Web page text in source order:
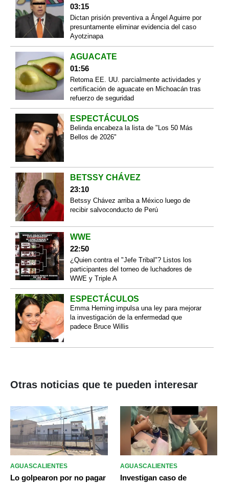
03:15
Dictan prisión preventiva a Ángel Aguirre por
presuntamente eliminar evidencia del caso
Ayotzinapa
AGUACATE
01:56
Retoma EE. UU. parcialmente actividades y
certificación de aguacate en Michoacán tras
refuerzo de seguridad
ESPECTÁCULOS
Belinda encabeza la lista de "Los 50 Más
Bellos de 2026"
BETSSY CHÁVEZ
23:10
Betssy Chávez arriba a México luego de
recibir salvoconducto de Perú
WWE
22:50
¿Quien contra el "Jefe Tribal"? Listos los
participantes del torneo de luchadores de
WWE y Triple A
ESPECTÁCULOS
Emma Heming impulsa una ley para mejorar
la investigación de la enfermedad que
padece Bruce Willis
Otras noticias que te pueden interesar
AGUASCALIENTES
Lo golpearon por no pagar
AGUASCALIENTES
Investigan caso de